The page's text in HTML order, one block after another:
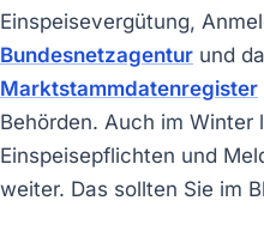
Einspeisevergütung,
Bundesnetzagentur und
Marktstammdatenregister
Behörden. Auch im Winter
Einspeisepflichten und
weiter. Das sollten Sie im